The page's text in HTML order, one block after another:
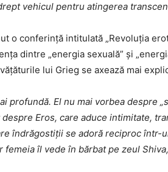
vehicul pentru atingerea
o conferință intitulată „Revoluția
dintre „energia sexuală” și
lui Grieg se axează mai
profundă. El nu mai vorbea despre
Eros, care aduce intimitate,
îndrăgostiții se adoră reciproc într-
femeia îl vede în bărbat pe zeul